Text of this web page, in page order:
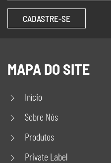
MAPA DO SITE
Início
Sobre Nós
Produtos
Private Label